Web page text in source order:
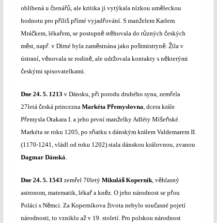
oblíbená u čtenářů, ale kritika jí vytýkala nízkou uměleckou
hodnotu pro přílišpřímé vyjadřování. S manželem Karlem
Mráčkem, lékařem, se postupněstěhovala do různých českých
měst, např. v Dírné byla zaměstnána jako poštmistryně. Žila v
ústraní, věnovala se rodině, ale udržovala kontakty s některými
českými spisovatelkami.
Dne 24. 5. 1213 v Dánsku, při porodu druhého syna, zemřela
27letá česká princezna Markéta Přemyslovna, dcera krále
Přemysla Otakara I. a jeho první manželky Adléty Míšeňské.
Markéta se roku 1205, po sňatku s dánským králem Valdemarem II.
(1170-1241, vládl od roku 1202) stala dánskou královnou, zvanou
Dagmar Dánská.
Dne 24. 5. 1543 zemřel 70letý MikulášKoperník, věhlasný
astronom, matematik, lékařa kněz. O jeho národnost se přou
Poláci s Němci. Za Koperníkova života nebylo současné pojetí
národnosti, to vzniklo ažv 19. století. Pro polskou národnost